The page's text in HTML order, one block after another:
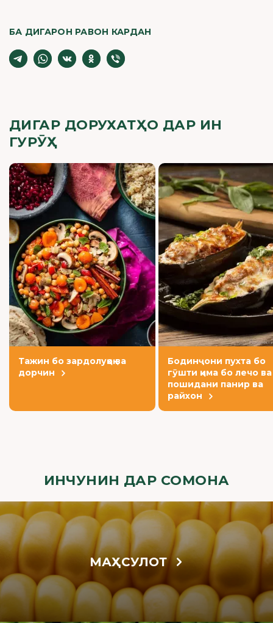
БА ДИГАРОН РАВОН КАРДАН
ДИГАР ДОРУХАТҲО ДАР ИН
ГУРӮҲ
Тажин бо зардолуқоқ ва
дорчин
Бодинҷони пухта бо
гӯшти қима бо лечо ва
пошидани панир ва
райхон
ИНЧУНИН ДАР СОМОНА
МАҲСУЛОТ